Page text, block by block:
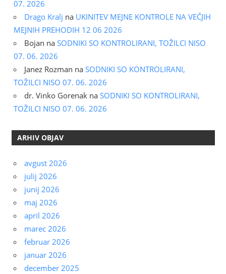
07. 2026
Drago Kralj na UKINITEV MEJNE KONTROLE NA VEČJIH
MEJNIH PREHODIH 12 06 2026
Bojan na SODNIKI SO KONTROLIRANI, TOŽILCI NISO
07. 06. 2026
Janez Rozman na SODNIKI SO KONTROLIRANI,
TOŽILCI NISO 07. 06. 2026
dr. Vinko Gorenak na SODNIKI SO KONTROLIRANI,
TOŽILCI NISO 07. 06. 2026
ARHIV OBJAV
avgust 2026
julij 2026
junij 2026
maj 2026
april 2026
marec 2026
februar 2026
januar 2026
december 2025